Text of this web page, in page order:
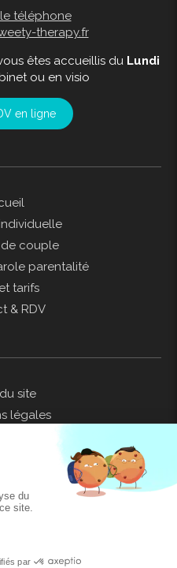
téléphone
therapy.fr
êtes accueillis du Lundi
ou en visio
en ligne
couple
parentalité
tarifs
& RDV
site
légales
Marseille